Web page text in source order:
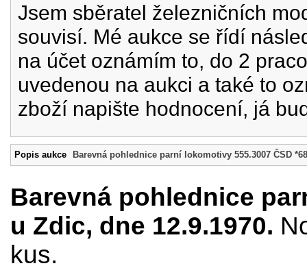
Jsem sběratel železničních
souvisí. Mé aukce se řídí
na účet oznámím to, do 2
uvedenou na aukci a také to
zboží napište hodnocení, já
Popis aukce Barevná pohlednice parní lokomotivy 555.3007 ČSD
Barevná pohlednice
u Zdic, dne 12.9.1970.
kus.